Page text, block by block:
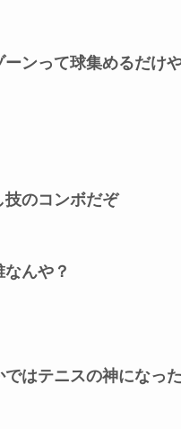
ンって球集めるだけ
技のコンボだぞ
んや？
はテニスの神になっ